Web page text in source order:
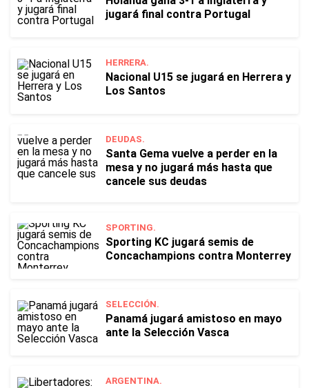
jugará final contra Portugal
HERRERA.
Nacional U15 se jugará en Herrera y
Los Santos
DEUDAS.
Santa Gema vuelve a perder en la
mesa y no jugará más hasta que
cancele sus deudas
SPORTING.
Sporting KC jugará semis de
Concachampions contra Monterrey
SELECCIÓN.
Panamá jugará amistoso en mayo
ante la Selección Vasca
ARGENTINA.